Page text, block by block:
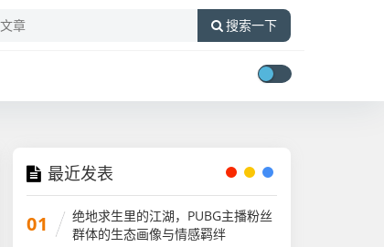
搜索一下
最近发表
01
绝地求生里的江湖，PUBG主播粉丝
群体的生态画像与情感羁绊